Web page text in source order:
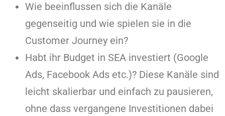
Wie beeinflussen sich die Kanäle
gegenseitig und wie spielen sie in die
Customer Journey ein?
Habt ihr Budget in SEA investiert (Google
Ads, Facebook Ads etc.)? Diese Kanäle sind
leicht skalierbar und einfach zu pausieren,
ohne dass vergangene Investitionen dabei